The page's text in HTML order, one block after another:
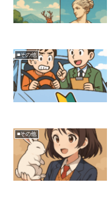
■その他
■その他